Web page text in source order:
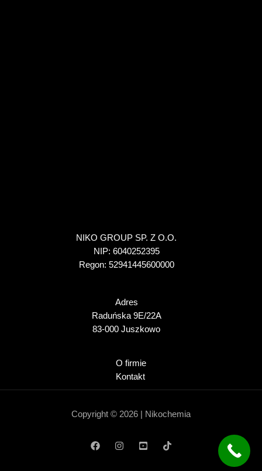
NIKO GROUP SP. Z O.O.
NIP: 6040252395
Regon: 52941445600000
Adres
Raduńska 9E/22A
83-000 Juszkowo
O firmie
Kontakt
Copyright © 2026 | Nikochemia